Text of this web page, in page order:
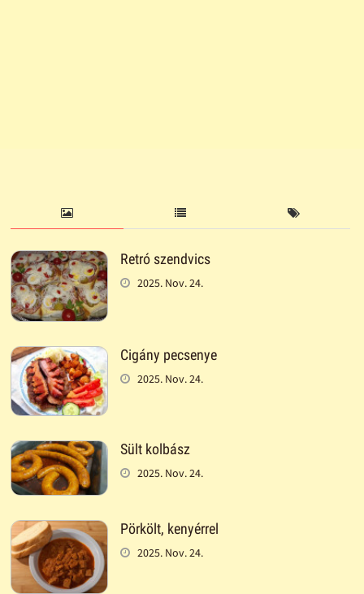
Retró szendvics
2025. Nov. 24.
Cigány pecsenye
2025. Nov. 24.
Sült kolbász
2025. Nov. 24.
Pörkölt, kenyérrel
2025. Nov. 24.